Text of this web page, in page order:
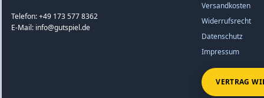
Telefon: +49 173 577 8362
E-Mail: info@gutspiel.de
Versandkosten
Widerrufsrecht
Datenschutz
Impressum
VERTRAG